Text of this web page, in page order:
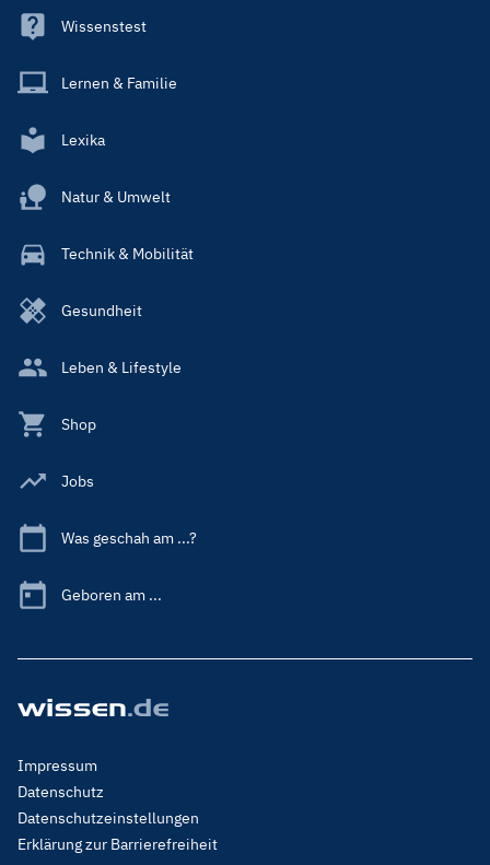
Wissenstest
Lernen & Familie
Lexika
Natur & Umwelt
Technik & Mobilität
Gesundheit
Leben & Lifestyle
Shop
Jobs
Was geschah am ...?
Geboren am ...
Footer
Menu
Legal
Impressum
Datenschutz
Datenschutzeinstellungen
Erklärung zur Barrierefreiheit